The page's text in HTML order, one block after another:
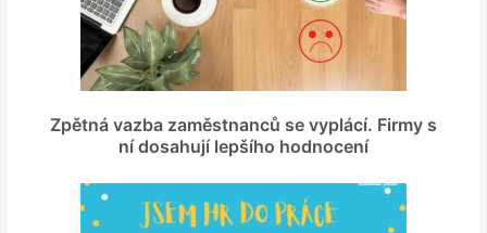
Zpětná vazba zaměstnanců se vyplácí. Firmy s
ní dosahují lepšího hodnocení